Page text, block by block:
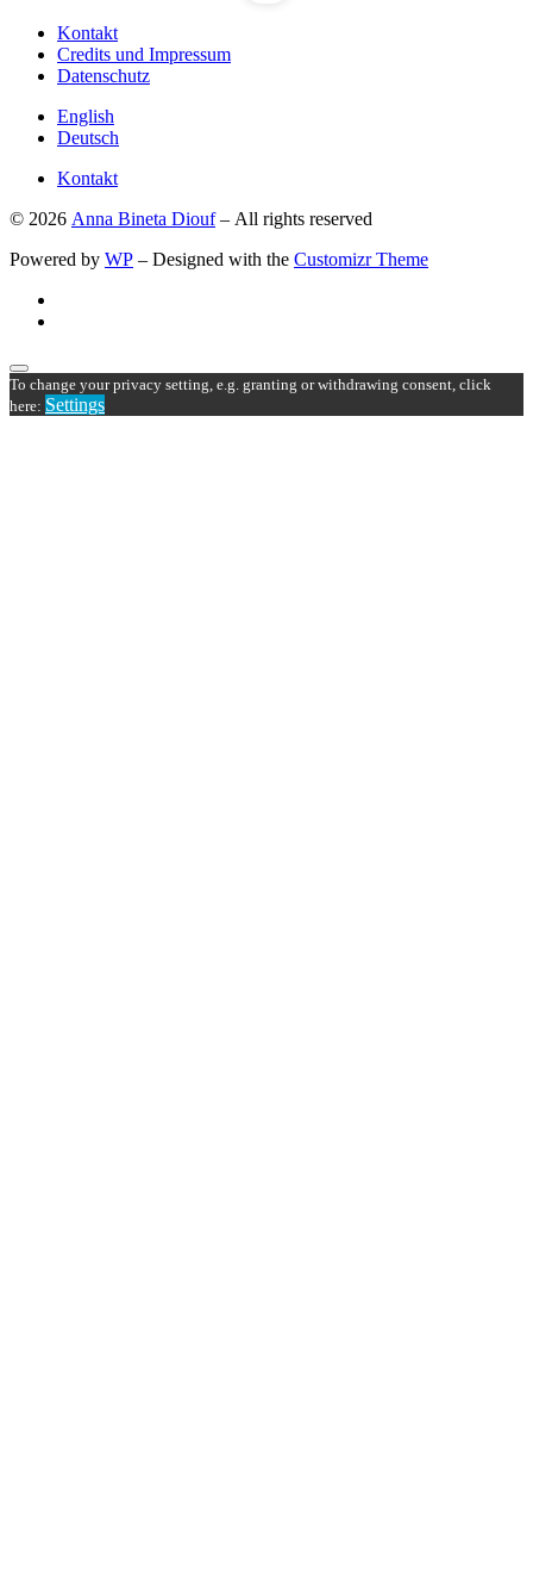
Kontakt
Credits und Impressum
Datenschutz
English
Deutsch
Kontakt
© 2026 Anna Bineta Diouf– All rights reserved
Powered by WP – Designed with the Customizr Theme
To change your privacy setting, e.g. granting or withdrawing consent, click
here: Settings